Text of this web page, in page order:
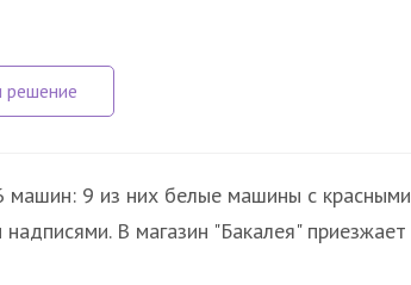
машин: 9 из них белые машины с красными
В магазин "Бакалея" приезжает